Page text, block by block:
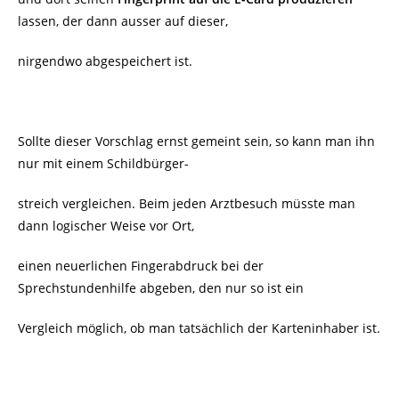
lassen, der dann ausser auf dieser,
nirgendwo abgespeichert ist.
Sollte dieser Vorschlag ernst gemeint sein, so kann man ihn
nur mit einem Schildbürger-
streich vergleichen. Beim jeden Arztbesuch müsste man
dann logischer Weise vor Ort,
einen neuerlichen Fingerabdruck bei der
Sprechstundenhilfe abgeben, den nur so ist ein
Vergleich möglich, ob man tatsächlich der Karteninhaber ist.